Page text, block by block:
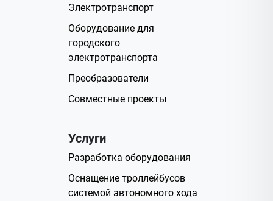
Электротранспорт
Оборудование для
городского
электротранспорта
Преобразователи
Совместные проекты
Услуги
Разработка оборудования
Оснащение троллейбусов
системой автономного хода